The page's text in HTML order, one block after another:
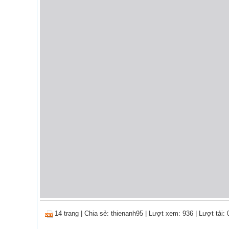
14 trang Chia sẻ: thienanh95 | Lượt xem: 936 | Lượt tải: